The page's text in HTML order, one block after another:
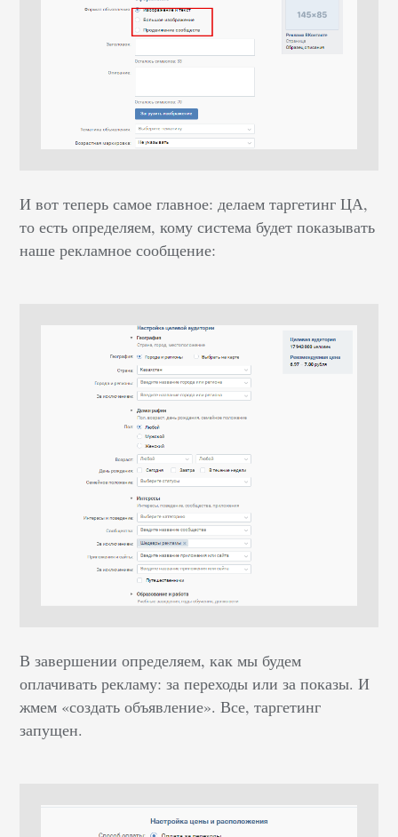
И вот теперь самое главное: делаем таргетинг ЦА,
то есть определяем, кому система будет показывать
наше рекламное сообщение:
В завершении определяем, как мы будем
оплачивать рекламу: за переходы или за показы. И
жмем «создать объявление». Все, таргетинг
запущен.